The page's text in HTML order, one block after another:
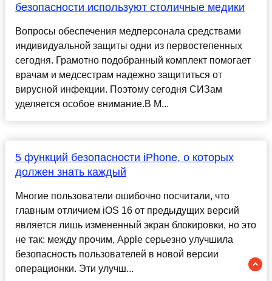
безопасности используют столичные медики
Вопросы обеспечения медперсонала средствами
индивидуальной защиты одни из первостепенных
сегодня. Грамотно подобранный комплект помогает
врачам и медсестрам надежно защититься от
вирусной инфекции. Поэтому сегодня СИЗам
уделяется особое внимание.В М...
5 функций безопасности iPhone, о которых
должен знать каждый
Многие пользователи ошибочно посчитали, что
главным отличием iOS 16 от предыдущих версий
является лишь измененный экран блокировки, но это
не так: между прочим, Apple серьезно улучшила
безопасность пользователей в новой версии
операционки. Эти улучш...